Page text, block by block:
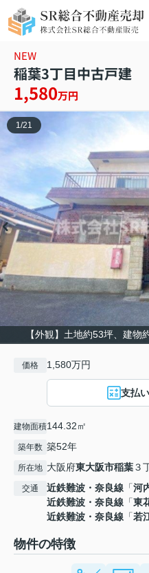
NEW
稲葉3丁目中古戸建
1,580万円
【外観】土地約53坪、建物
1 /21
価格 1,580万円
支払
建物面積144.32㎡
築年数 築52年
所在地 大阪府東大阪市稲葉３
交通 近鉄難波・奈良線 「河
近鉄難波・奈良線 「東
近鉄難波・奈良線 「若
物件の特徴